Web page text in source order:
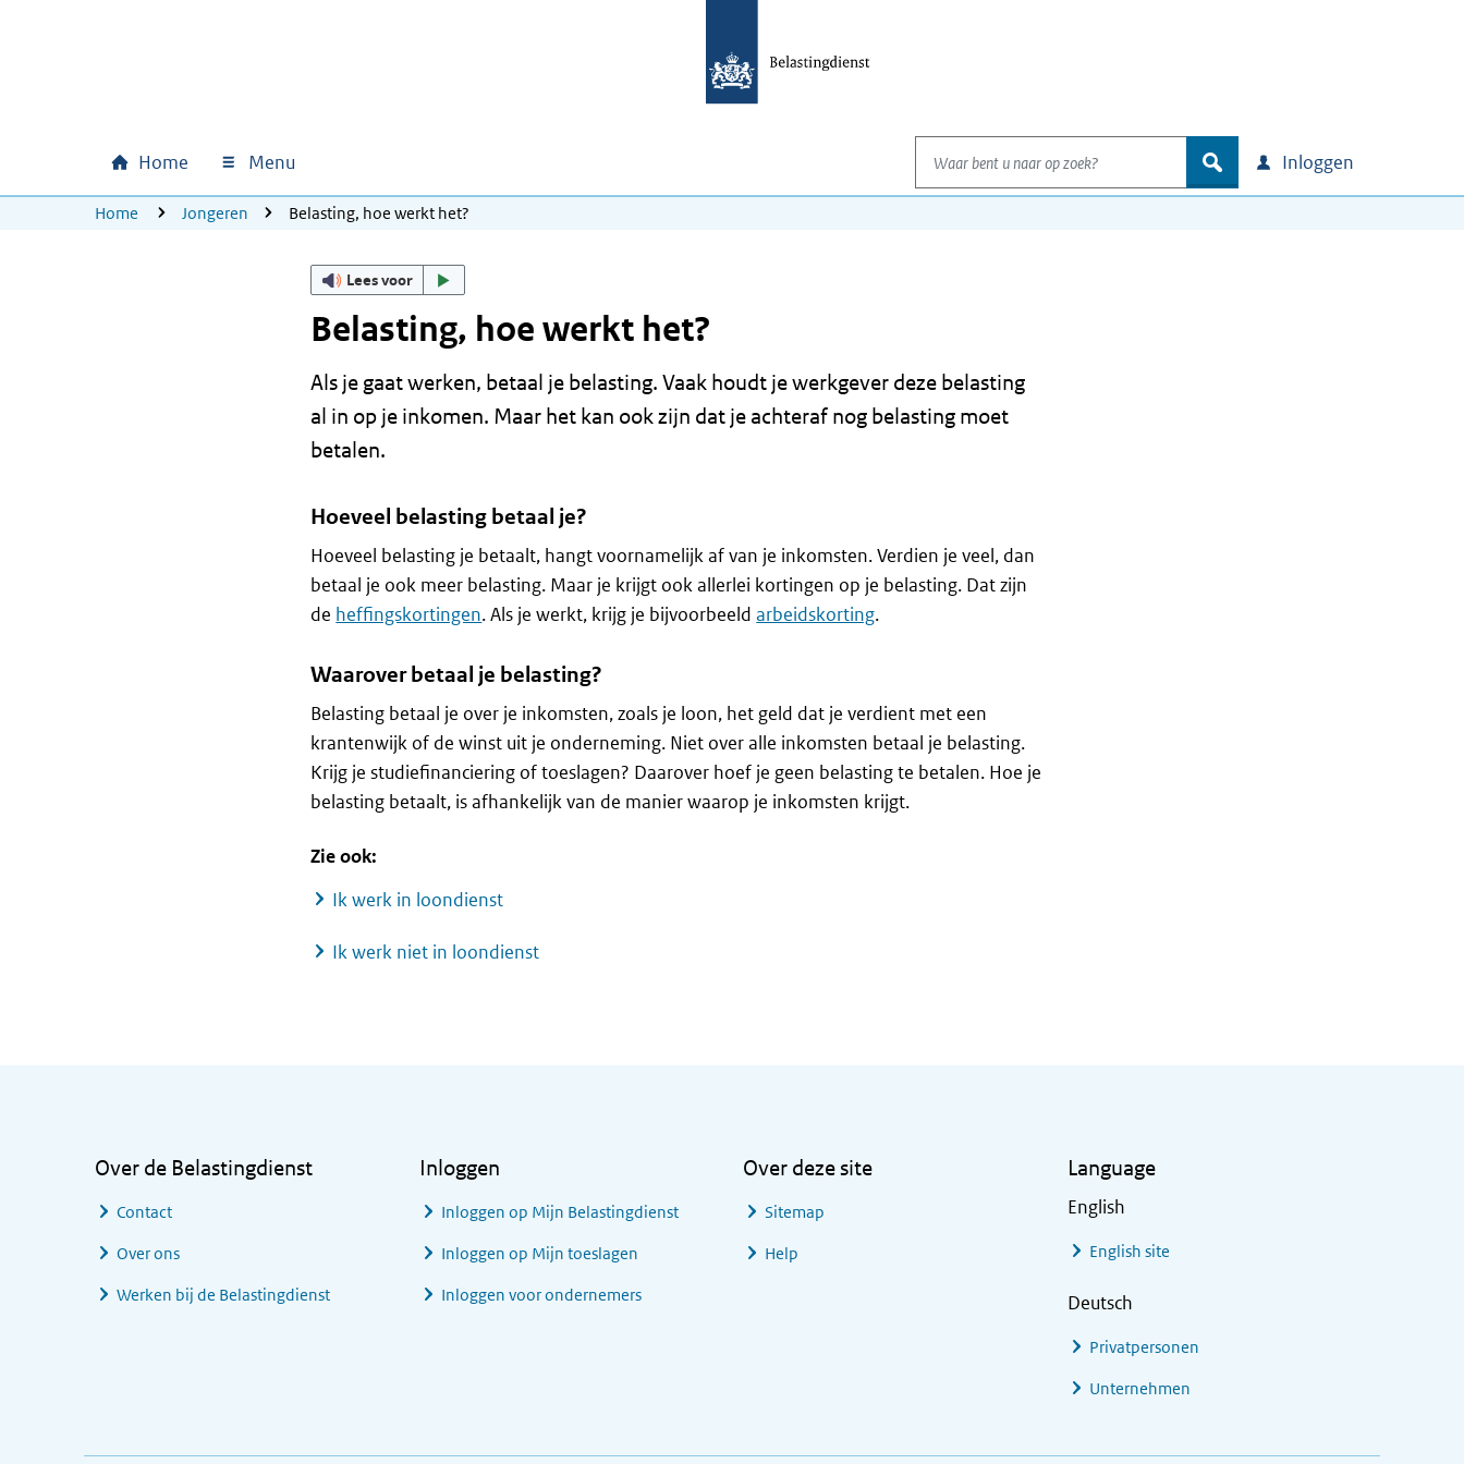
Hoofdnavigatie
Home Menu
Waar bent u naar op zoek?
zoek Inloggen
U bevindt zich hier:
Home Jongeren Belasting, hoe werkt het?
Lees voor
Belasting, hoe werkt het?
Als je gaat werken, betaal je belasting. Vaak houdt je werkgever deze belasting
al in op je inkomen. Maar het kan ook zijn dat je achteraf nog belasting moet
betalen.
Hoeveel belasting betaal je?
Hoeveel belasting je betaalt, hangt voornamelijk af van je inkomsten. Verdien je veel, dan
betaal je ook meer belasting. Maar je krijgt ook allerlei kortingen op je belasting. Dat zijn
de heffingskortingen. Als je werkt, krijg je bijvoorbeeldarbeidskorting.
Waarover betaal je belasting?
Belasting betaal je over je inkomsten, zoals je loon, het geld dat je verdient met een
krantenwijk of de winst uit je onderneming. Niet over alle inkomsten betaal je belasting.
Krijg je studiefinanciering of toeslagen? Daarover hoef je geen belasting te betalen. Hoe je
belasting betaalt, is afhankelijk van de manier waarop je inkomsten krijgt.
Zie ook:
Ik werk in loondienst
Ik werk niet in loondienst
Over de Belastingdienst
Contact
Over ons
Werken bij de Belastingdienst
Inloggen
Inloggen op Mijn Belastingdienst
Inloggen op Mijn toeslagen
Inloggen voor ondernemers
Over deze site
Sitemap
Help
Language
English
English site
Deutsch
Privatpersonen
Unternehmen